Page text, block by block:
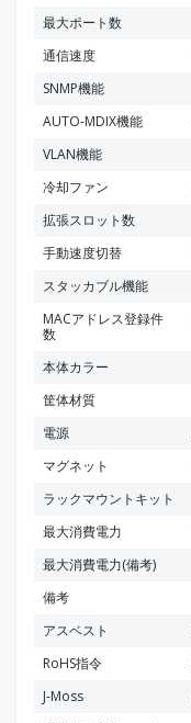
最大ポート数
通信速度
SNMP機能
AUTO-MDIX機能
VLAN機能
冷却ファン
拡張スロット数
手動速度切替
スタッカブル機能
MACアドレス登録件
数
本体カラー
筐体材質
電源
マグネット
ラックマウントキット
最大消費電力
最大消費電力(備考)
備考
アスベスト
RoHS指令
J-Moss